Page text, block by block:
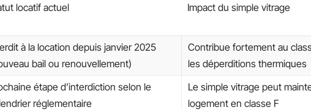
locatif actuel Impact du simple vitrage
à la location depuis janvier 2025
bail ou renouvellement)
Contribue fortement au
les déperditions thermiques
étape d’interdiction selon le
réglementaire
Le simple vitrage peut
logement en classe F